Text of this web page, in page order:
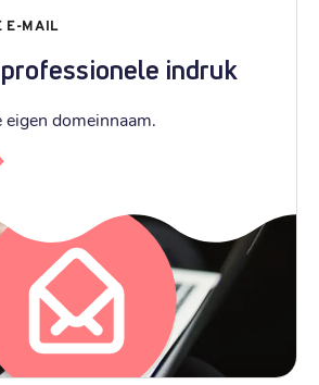
E-MAIL
indruk
domeinnaam.